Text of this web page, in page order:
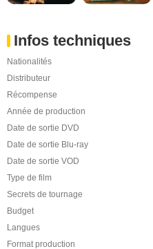
Infos techniques
Nationalités
Distributeur
Récompense
Année de production
Date de sortie DVD
Date de sortie Blu-ray
Date de sortie VOD
Type de film
Secrets de tournage
Budget
Langues
Format production